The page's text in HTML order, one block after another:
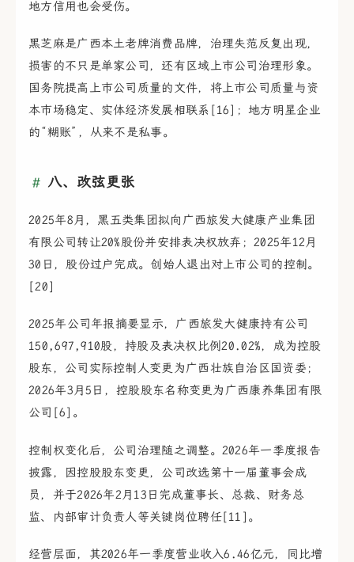
地方信用也会受伤。
黑芝麻是广西本土老牌消费品牌，治理失范反复出现，
损害的不只是单家公司，还有区域上市公司治理形象。
国务院提高上市公司质量的文件，将上市公司质量与资
本市场稳定、实体经济发展相联系[16]；地方明星企业
的“糊账”，从来不是私事。
八、改弦更张
2025年8月，黑五类集团拟向广西旅发大健康产业集团
有限公司转让20%股份并安排表决权放弃；2025年12月
30日，股份过户完成。创始人退出对上市公司的控制。
[20]
2025年公司年报摘要显示，广西旅发大健康持有公司
150,697,910股，持股及表决权比例20.02%，成为控股
股东，公司实际控制人变更为广西壮族自治区国资委；
2026年3月5日，控股股东名称变更为广西康养集团有限
公司[6]。
控制权变化后，公司治理随之调整。2026年一季度报告
披露，因控股股东变更，公司改选第十一届董事会成
员，并于2026年2月13日完成董事长、总裁、财务总
监、内部审计负责人等关键岗位聘任[11]。
经营层面，其2026年一季度营业收入6.46亿元，同比增